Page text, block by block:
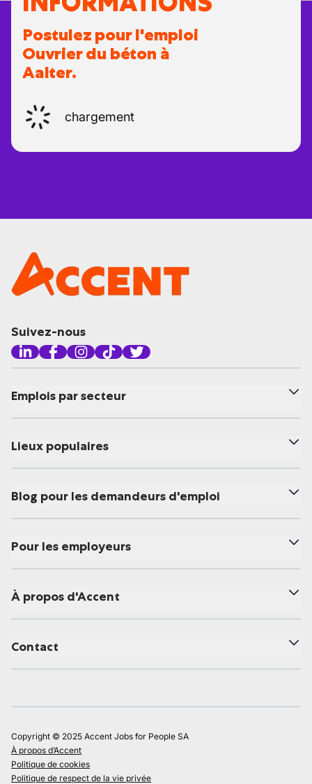
Postulez pour l'emploi
Ouvrier du béton à
Aalter.
chargement
Suivez-nous
Emplois par secteur
Lieux populaires
Blog pour les demandeurs d'emploi
Pour les employeurs
À propos d'Accent
Contact
Copyright © 2025 Accent Jobs for People SA
À propos d’Accent
Politique de cookies
Politique de respect de la vie privée